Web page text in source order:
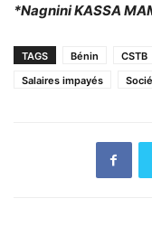
*Nagnini KASSA
TAGS Bénin CSTB
Salaires impayés